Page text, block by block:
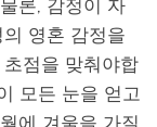
론, 감정이 자
영혼 감정을
점을 맞춰야합
모든 눈을 얻고